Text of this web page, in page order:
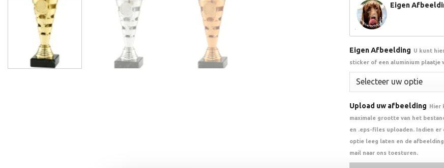
Eigen
Eigen Afbeelding U kunt
sticker of een aluminium plaatje
Upload uw afbeelding Hier
maximale grootte van het
en .eps-files uploaden. Indien
optie leeg laten en de
mail naar ons toesturen.